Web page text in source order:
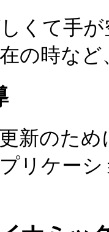
くて手が
の時な
新のため
リケー